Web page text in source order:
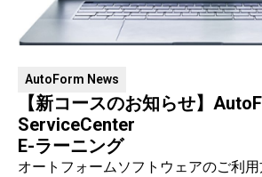
AutoForm News
【新コースのお知らせ】
ServiceCenter
E-ラーニング
オートフォームソフトウェアのご利